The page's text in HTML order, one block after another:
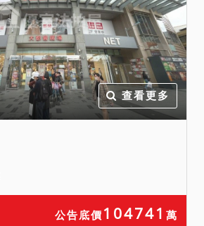
查看更多
公告底價 104741 萬